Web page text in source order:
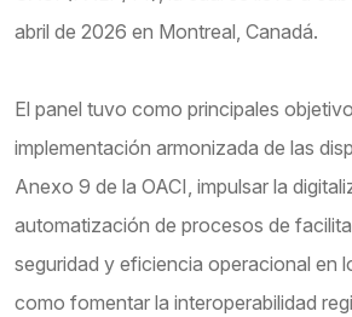
abril de 2026 en Montreal, Canadá.
El panel tuvo como principales
implementación armonizada de las
Anexo 9 de la OACI, impulsar la
automatización de procesos de
seguridad y eficiencia operacional en
como fomentar la interoperabilidad